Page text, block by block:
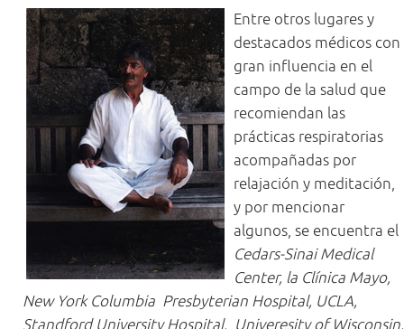
Entre otros lugares y
destacados médicos con
gran influencia en el
campo de la salud que
recomiendan las
prácticas respiratorias
acompañadas por
relajación y meditación,
y por mencionar
algunos, se encuentra el
Cedars-Sinai Medical
Center, la Clínica Mayo,
New York Columbia Presbyterian Hospital, UCLA,
Standford University Hospital, Univeresity of Wisconsin,